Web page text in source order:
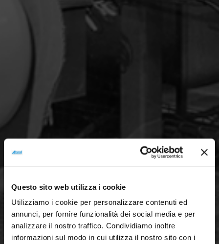
Questo sito web utilizza i cookie
Utilizziamo i cookie per personalizzare contenuti ed
annunci, per fornire funzionalità dei social media e per
analizzare il nostro traffico. Condividiamo inoltre
informazioni sul modo in cui utilizza il nostro sito con i